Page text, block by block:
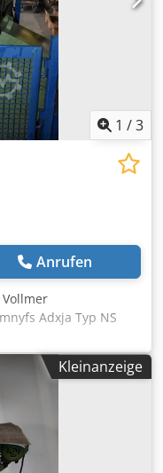
1 /3
Anrufen
Vollmer
Adxja Typ NS
Kleinanzeige